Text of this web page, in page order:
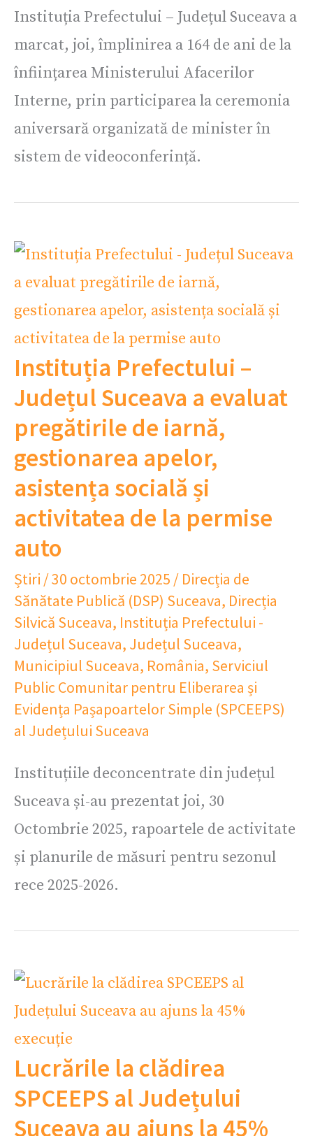
Instituția Prefectului – Județul Suceava a
marcat, joi, împlinirea a 164 de ani de la
înființarea Ministerului Afacerilor
Interne, prin participarea la ceremonia
aniversară organizată de minister în
sistem de videoconferință.
Instituția Prefectului –
Județul Suceava a evaluat
pregătirile de iarnă,
gestionarea apelor,
asistența socială și
activitatea de la permise
auto
Știri /30 octombrie 2025 / Direcția de
Sănătate Publică (DSP) Suceava, Direcția
Silvică Suceava, Instituția Prefectului -
Județul Suceava, Județul Suceava,
Municipiul Suceava, România, Serviciul
Public Comunitar pentru Eliberarea și
Evidența Pașapoartelor Simple (SPCEEPS)
al Județului Suceava
Instituțiile deconcentrate din județul
Suceava și-au prezentat joi, 30
Octombrie 2025, rapoartele de activitate
și planurile de măsuri pentru sezonul
rece 2025-2026.
Lucrările la clădirea
SPCEEPS al Județului
Suceava au ajuns la 45%